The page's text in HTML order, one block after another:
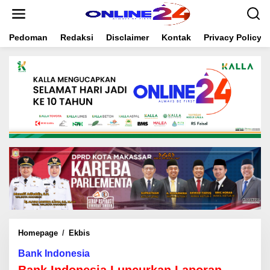
t
Pedoman Redaksi Disclaimer Kontak Privacy Policy
Homepage / Ekbis
k
Bank Indonesia